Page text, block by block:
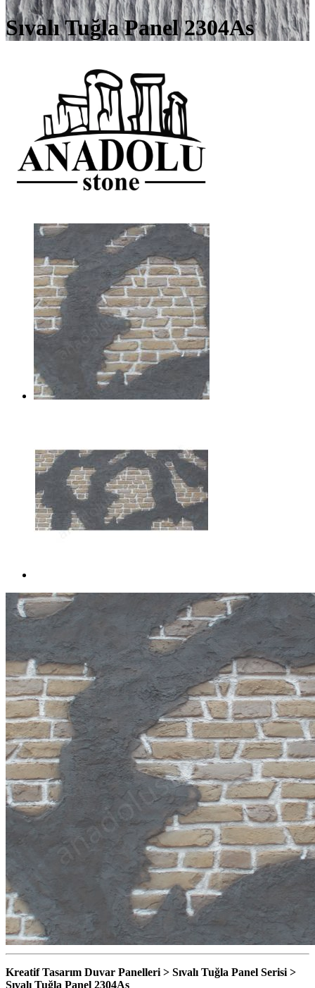
Sıvalı Tuğla Panel 2304As
Kreatif Tasarım Duvar Panelleri > Sıvalı Tuğla Panel Serisi >
Sıvalı Tuğla Panel 2304As